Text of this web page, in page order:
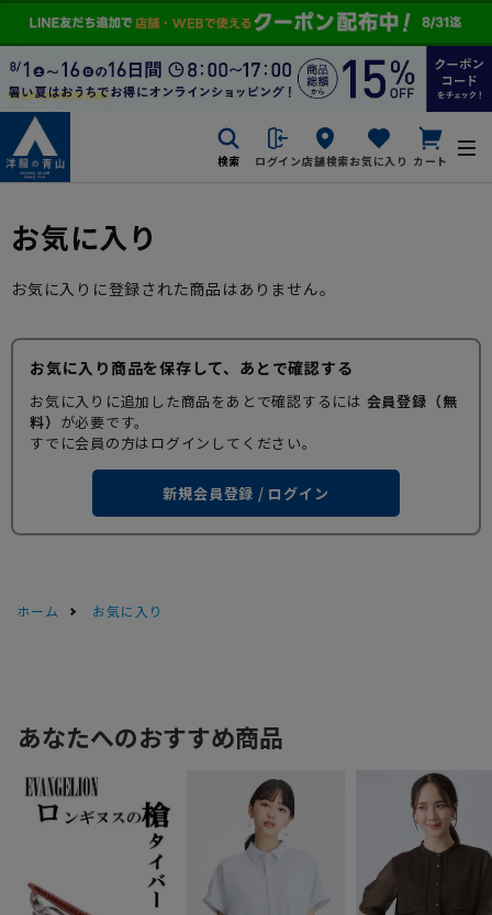
検索 ログイン店舗検索お気に入り カート
お気に入り
お気に入りに登録された商品はありません。
お気に入り商品を保存して、あとで確認する
お気に入りに追加した商品をあとで確認するには 会員登録（無
料） が必要です。
すでに会員の方はログインしてください。
新規会員登録 / ログイン
ホーム お気に入り